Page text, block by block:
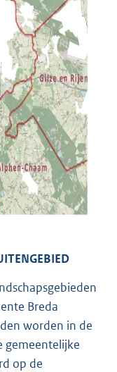
Breda
worden in de
gemeentelijke
op de